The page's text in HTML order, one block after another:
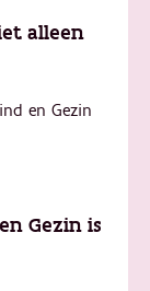
alleen
en Gezin
Gezin is